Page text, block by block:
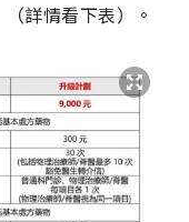
詳情看下表）。